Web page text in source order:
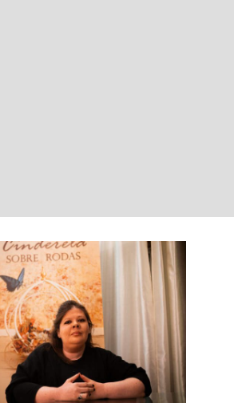
Teodoro: a
Sobre
que inspira a
e transforma
mentalidades